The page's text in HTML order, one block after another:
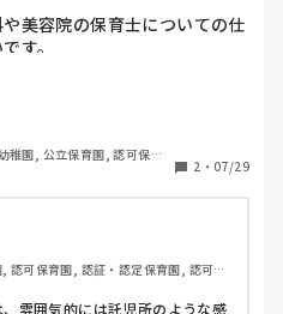
美容院の保育士についての仕
稚園, 公立保育園, 認可保育
2 ・ 07/29
認可保育園, 認証・認定保育園, 認可外
雰囲気的には託児所のような感